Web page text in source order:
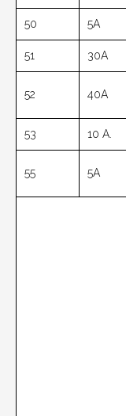
50 5A
51 30A
52 40A
53 10 A.
55 5A